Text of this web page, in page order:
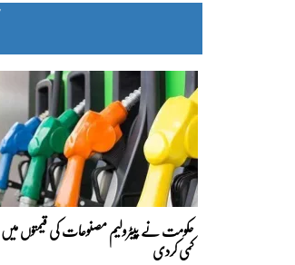
حکومت نے پیٹرولیم مصنوعات کی قیمتوں
کمی کردی